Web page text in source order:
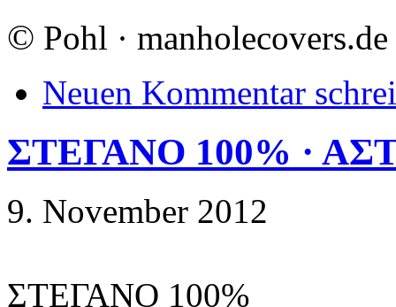
© Pohl · manholecovers.de
Neuen Kommentar
ΣΤΕΓΑΝΟ 100% ·
9. November 2012
ΣΤΕΓΑΝΟ 100%